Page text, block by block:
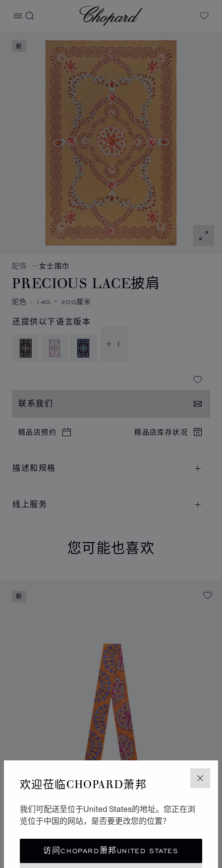
关闭
欢迎莅临CHOPARD萧邦
我们可配送至位于United States的地址。您正在浏
览位于中国的网站，是否要更改您的位置？
访问CHOPARD萧邦UNITED STATES
打开菜单
搜索
Chopard
My
新
配饰 女士围巾
PRECIOUS LACE披肩
驼色 - 140 * 200厘米
还提供以下语言版本
+ 1
联系我们
精品店预约 精品店库存状况
描述和规格
线上服务
您可能也喜欢
新
PRECIOUS LACE丝带